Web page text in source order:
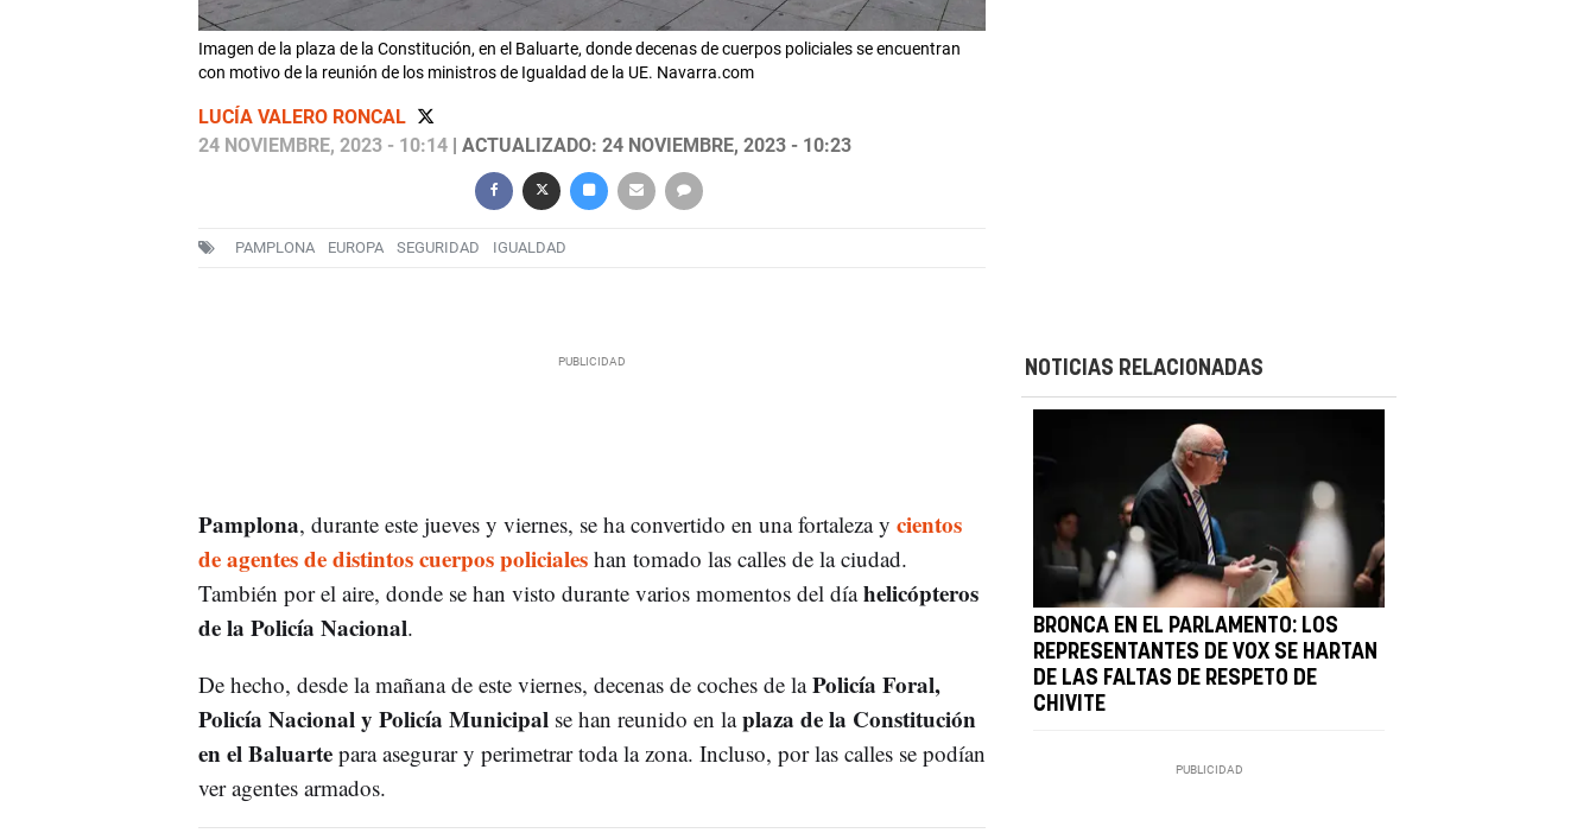
Imagen de la plaza de la Constitución, en el Baluarte, donde decenas de cuerpos policiales se encuentran
con motivo de la reunión de los ministros de Igualdad de la UE. Navarra.com
LUCÍA VALERO RONCAL
24 NOVIEMBRE, 2023 - 10:14| ACTUALIZADO: 24 NOVIEMBRE, 2023 - 10:23
PAMPLONA EUROPA SEGURIDAD IGUALDAD
Pamplona, durante este jueves y viernes, se ha convertido en una fortaleza y cientos
de agentes de distintos cuerpos policialeshan tomado las calles de la ciudad.
También por el aire, donde se han visto durante varios momentos del díahelicópteros
de la Policía Nacional.
De hecho, desde la mañana de este viernes, decenas de coches de laPolicía Foral,
Policía Nacional y Policía Municipal se han reunido en laplaza de la Constitución
en el Baluartepara asegurar y perimetrar toda la zona. Incluso, por las calles se podían
ver agentes armados.
NOTICIAS RELACIONADAS
BRONCA EN EL PARLAMENTO: LOS
REPRESENTANTES DE VOX SE HARTAN
DE LAS FALTAS DE RESPETO DE
CHIVITE